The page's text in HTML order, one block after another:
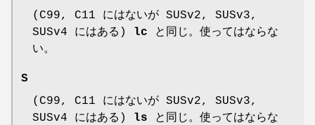
(C99, C11 にはないが SUSv2, SUSv3,
SUSv4 にはある) lc と同じ。使ってはならな
い。
S
(C99, C11 にはないが SUSv2, SUSv3,
SUSv4 にはある) ls と同じ。使ってはならな